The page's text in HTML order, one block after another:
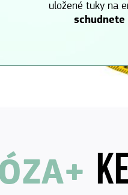
uložené tuky na
schudnete